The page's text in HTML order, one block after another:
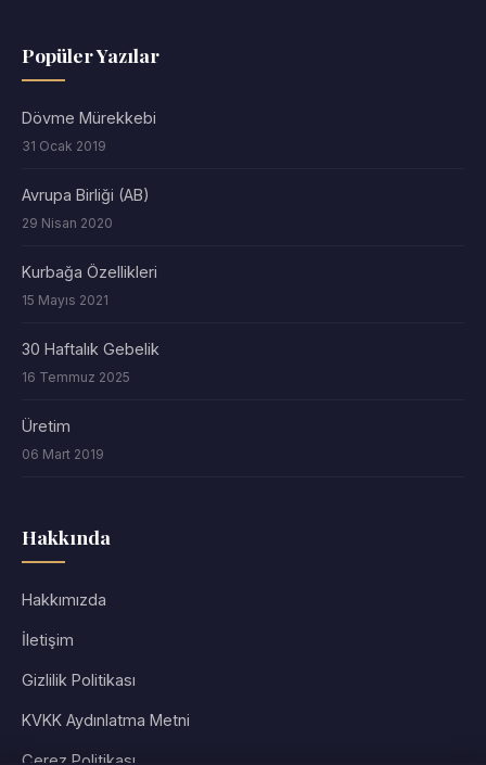
Popüler Yazılar
Dövme Mürekkebi
31 Ocak 2019
Avrupa Birliği (AB)
29 Nisan 2020
Kurbağa Özellikleri
15 Mayıs 2021
30 Haftalık Gebelik
16 Temmuz 2025
Üretim
06 Mart 2019
Hakkında
Hakkımızda
İletişim
Gizlilik Politikası
KVKK Aydınlatma Metni
Çerez Politikası